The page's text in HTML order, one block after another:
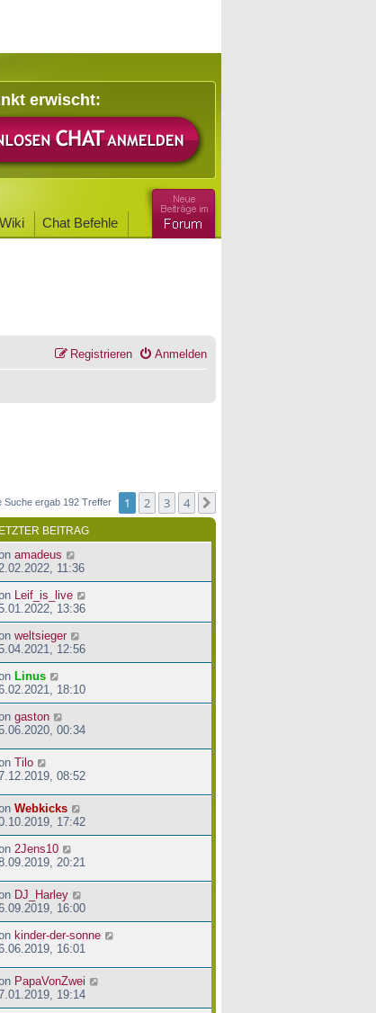
erwischt:
Wiki Chat Befehle
Anmelden
Registrieren
Suche ergab 192 Treffer 1 2 3 4
BEITRAG
amadeus
11:36
Leif_is_live
13:36
weltsieger
12:56
Linus
18:10
gaston
00:34
Tilo
08:52
Webkicks
17:42
2Jens10
20:21
DJ_Harley
16:00
kinder-der-sonne
16:01
PapaVonZwei
19:14